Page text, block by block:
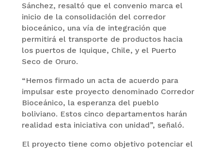
Sánchez, resaltó que el convenio marca el
inicio de la consolidación del corredor
bioceánico, una vía de integración que
permitirá el transporte de productos hacia
los puertos de Iquique, Chile, y el Puerto
Seco de Oruro.
“Hemos firmado un acta de acuerdo para
impulsar este proyecto denominado Corredor
Bioceánico, la esperanza del pueblo
boliviano. Estos cinco departamentos harán
realidad esta iniciativa con unidad”, señaló.
El proyecto tiene como objetivo potenciar el